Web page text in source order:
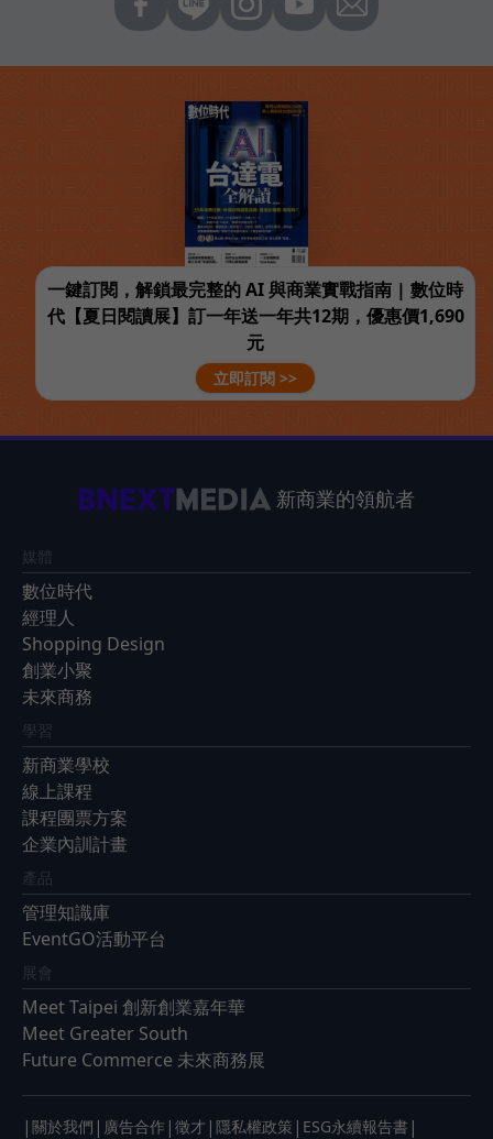
一鍵訂閱，解鎖最完整的 AI 與商業實戰指南 | 數位時
代【夏日閱讀展】訂一年送一年共12期，優惠價1,690
元
立即訂閱 >>
新商業的領航者
媒體
數位時代
經理人
Shopping Design
創業小聚
未來商務
學習
新商業學校
線上課程
課程團票方案
企業內訓計畫
產品
管理知識庫
EventGO活動平台
展會
Meet Taipei 創新創業嘉年華
Meet Greater South
Future Commerce 未來商務展
| 關於我們 | 廣告合作 | 徵才 | 隱私權政策 | ESG永續報告書 |